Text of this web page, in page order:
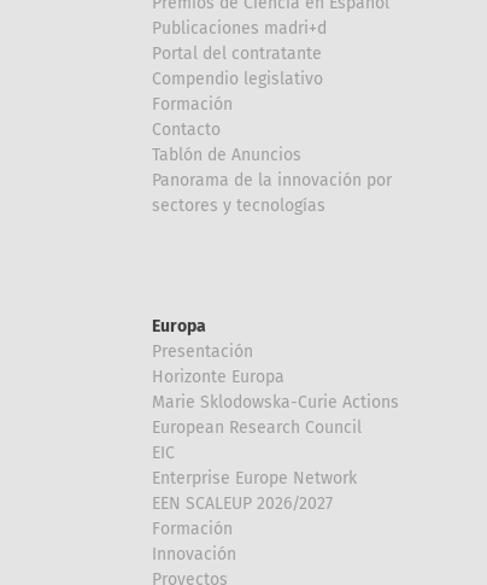
Publicaciones madri+d
Portal del contratante
Compendio legislativo
Formación
Contacto
Tablón de Anuncios
Panorama de la innovación por
sectores y tecnologías
Europa
Presentación
Horizonte Europa
Marie Sklodowska-Curie Actions
European Research Council
EIC
Enterprise Europe Network
EEN SCALEUP 2026/2027
Formación
Innovación
Proyectos